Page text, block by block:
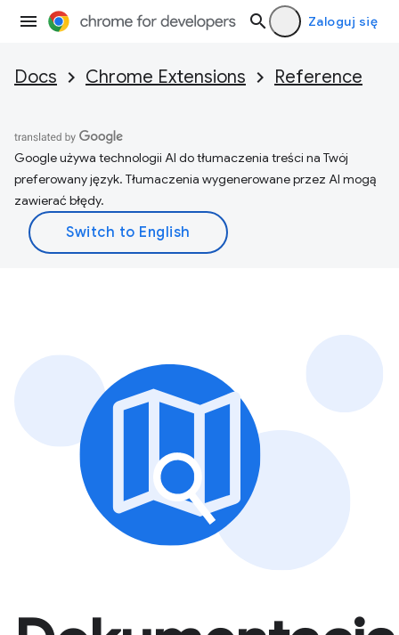
Zaloguj się
Docs Chrome Extensions Reference
Google używa technologii AI do tłumaczenia treści na Twój
preferowany język. Tłumaczenia wygenerowane przez AI mogą
zawierać błędy.